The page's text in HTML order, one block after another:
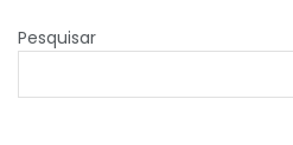
Pesquisar